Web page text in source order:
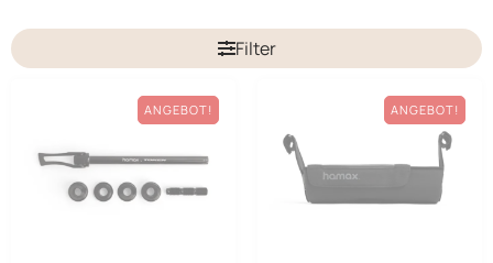
Filter
ANGEBOT! ANGEBOT!